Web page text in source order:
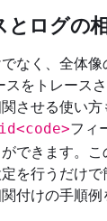
とログの
なく、全体
スをトレース
させる使い
フィ
できます。
を行うだけ
付けの手順例